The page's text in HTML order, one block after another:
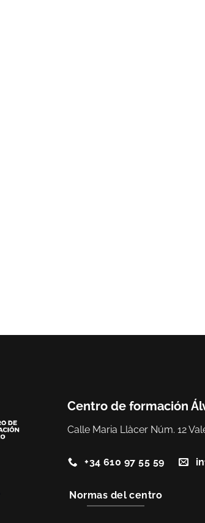
Centro de formación
Calle Maria Llàcer Núm. 12
+34 610 97 55 59
Normas del centro